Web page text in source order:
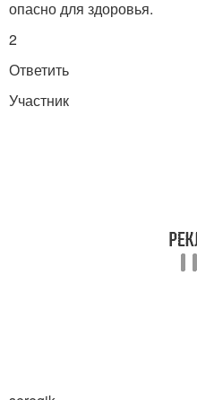
опасно для здоровья.
2
Ответить
Участник